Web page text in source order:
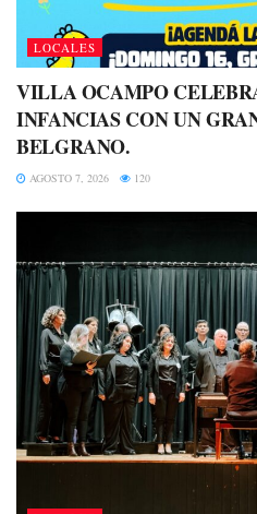
LOCALES
VILLA OCAMPO
INFANCIAS CON UN
BELGRANO.
AGOSTO 7, 2026 120